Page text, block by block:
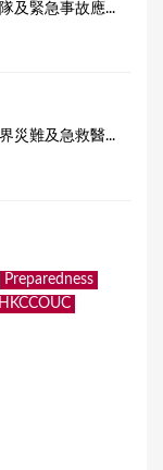
及緊急事故應...
災難及急救醫...
Preparedness